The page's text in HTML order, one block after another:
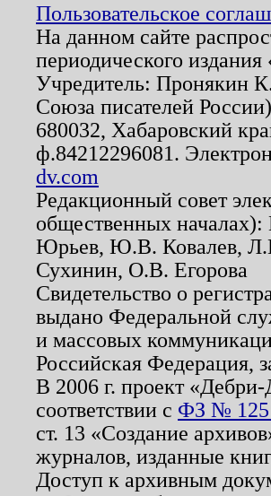
Пользовательское
На данном сайте
периодического
Учредитель: Пронякин
Союза писателей
680032, Хабаровский
ф.84212296081.
dv.com
Редакционный совет
общественных
Юрьев, Ю.В. Ковалев,
Сухинин, О.В. Егорова
Свидетельство о
выдано Федеральной
и массовых
Российская Федерация,
В 2006 г. проект
соответствии с ФЗ № 125
ст. 13 «Создание
журналов, изданные
Доступ к архивным